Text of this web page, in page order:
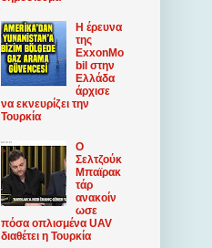
Η έρευνα
της
ExxonMo
bil στην
Ελλάδα
άρχισε
να εκνευρίζει την
Τουρκία
Ο
Σελτζούκ
Μπαϊρακ
τάρ
ανακοίν
ωσε
πόσα οπλισμένα UAV
διαθέτει η Τουρκία